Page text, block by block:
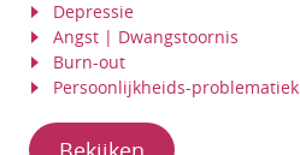
Depressie
Angst | Dwangstoornis
Burn-out
Persoonlijkheids-problematiek